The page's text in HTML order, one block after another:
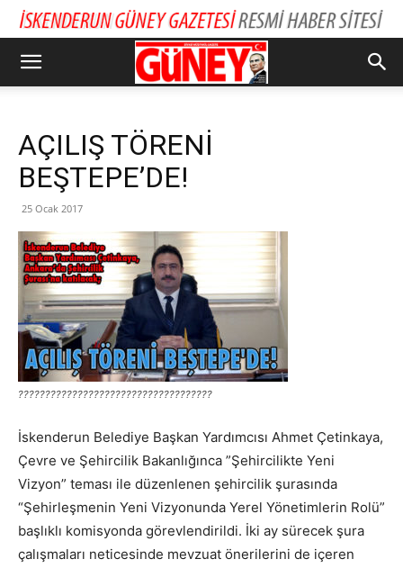
AÇILIŞ TÖRENİ
BEŞTEPE’DE!
25 Ocak 2017
????????????????????????????????????
İskenderun Belediye Başkan Yardımcısı Ahmet Çetinkaya,
Çevre ve Şehircilik Bakanlığınca ”Şehircilikte Yeni
Vizyon” teması ile düzenlenen şehircilik şurasında
“Şehirleşmenin Yeni Vizyonunda Yerel Yönetimlerin Rolü”
başlıklı komisyonda görevlendirildi. İki ay sürecek şura
çalışmaları neticesinde mevzuat önerilerini de içeren